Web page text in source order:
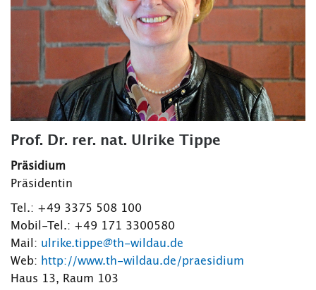
Prof. Dr. rer. nat. Ulrike Tippe
Präsidium
Präsidentin
Tel.: +49 3375 508 100
Mobil-Tel.: +49 171 3300580
Mail: ulrike.tippe@th-wildau.de
Web: http://www.th-wildau.de/praesidium
Haus 13, Raum 103